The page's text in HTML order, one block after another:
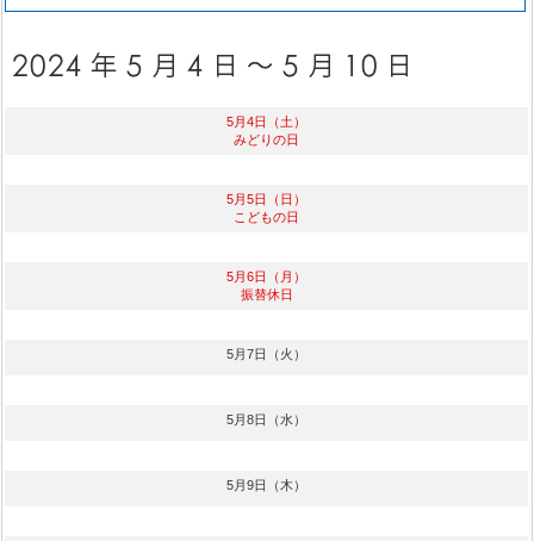
5月4日（土）
みどりの日
5月5日（日）
こどもの日
5月6日（月）
振替休日
5月7日（火）
5月8日（水）
5月9日（木）